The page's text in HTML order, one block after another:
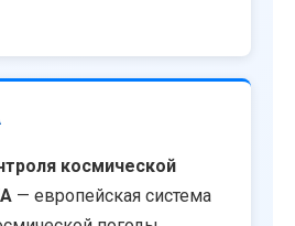
космической
— европейская система